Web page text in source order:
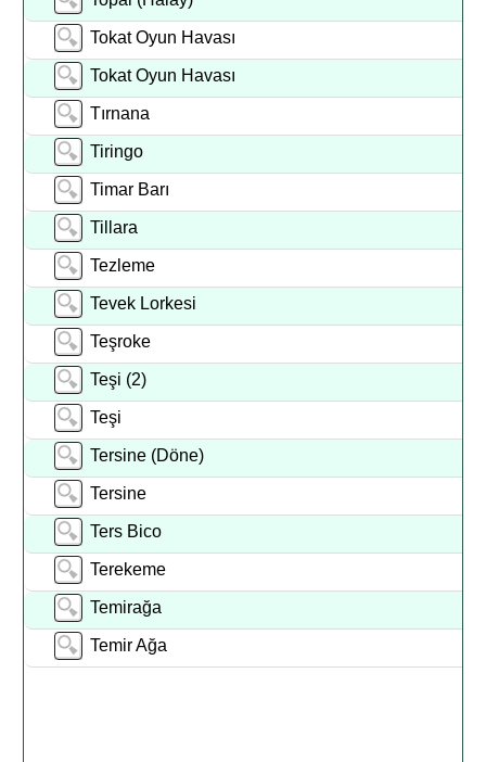
Tokat Oyun Havası
Tokat Oyun Havası
Tırnana
Tiringo
Timar Barı
Tillara
Tezleme
Tevek Lorkesi
Teşroke
Teşi (2)
Teşi
Tersine (Döne)
Tersine
Ters Bico
Terekeme
Temirağa
Temir Ağa